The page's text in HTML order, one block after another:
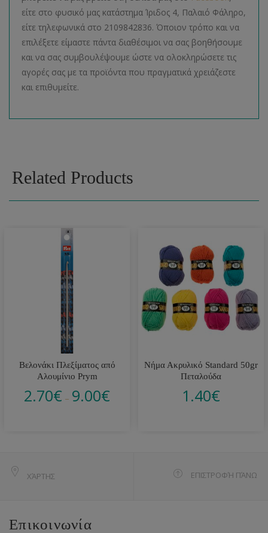
είτε στο φυσικό μας κατάστημα Ίριδος 4, Παλαιό Φάληρο,
είτε τηλεφωνικά στο 2109842836. Όποιον τρόπο και να
επιλέξετε είμαστε πάντα διαθέσιμοι να σας βοηθήσουμε
και να σας συμβουλέψουμε ώστε να ολοκληρώσετε τις
αγορές σας με τα προϊόντα που πραγματικά χρειάζεστε
και επιθυμείτε.
Related Products
Βελονάκι Πλεξίματος από
Αλουμίνιο Prym
2.70€ – 9.00€
Νήμα Ακρυλικό Standard 50gr
Πεταλούδα
1.40€
ΧΆΡΤΗΣ ΕΠΙΣΤΡΟΦΉ ΠΆΝΩ
Επικοινωνία